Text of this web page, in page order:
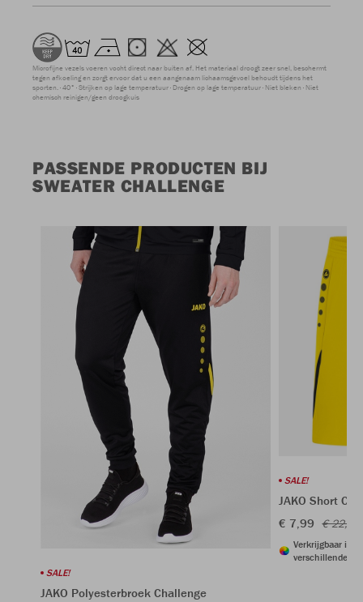
Microfijne vezels voeren vocht direct naar buiten af. Het materiaal droogt zeer snel, beschermt
tegen afkoeling en zorgt ervoor dat u een aangenaam lichaamsgevoel behoudt tijdens het
sporten. 40° Strijken op lage temperatuur Drogen op lage temperatuur Niet bleken Niet
chemisch reinigen/geen droogkuis
PASSENDE PRODUCTEN BIJ
SWEATER CHALLENGE
SALE!
JAKO Polyesterbroek Challenge
SALE!
JAKO Short
€ 7,99 € 22,99
Verkrijgbaar in 6
verschillende